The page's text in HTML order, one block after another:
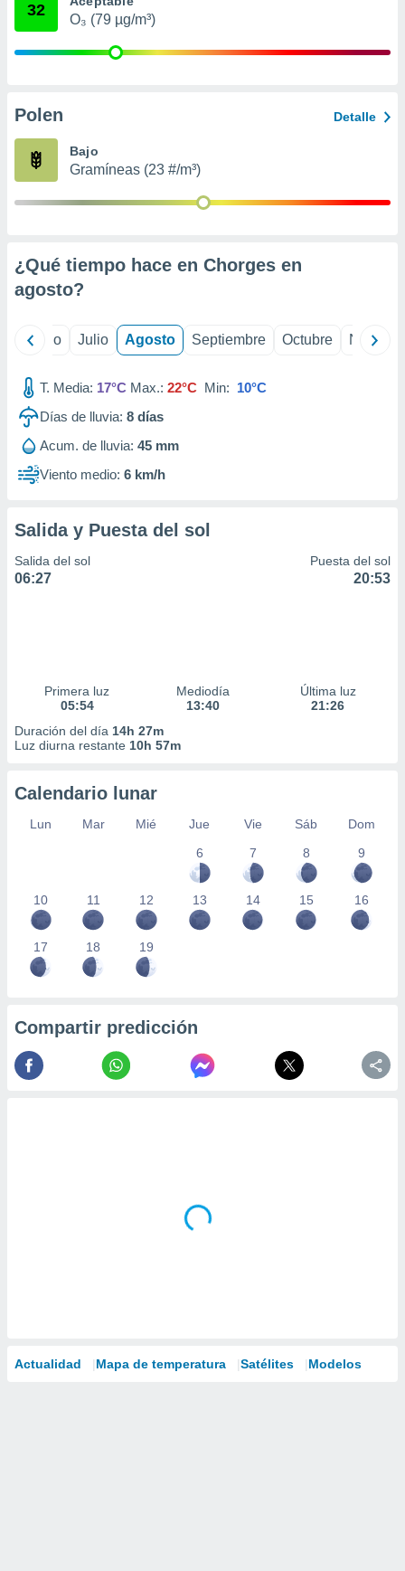
publicidad
de
1199
32
O₃ (79 µg/m³)
Polen Detalle
Bajo
Gramíneas (23 #/m³)
¿Qué tiempo hace en Chorges en
agosto?
Junio Julio Agosto Septiembre Octubre
T. Media: 17°C Max.: 22°C Min: 10°C
Días de lluvia: 8 días
Acum. de lluvia: 45 mm
Viento medio: 6 km/h
Salida y Puesta del sol
Salida del sol
06:27
Puesta del sol
20:53
Primera luz
05:54
Mediodía
13:40
Última luz
21:26
Duración del día 14h 27m
Luz diurna restante 10h 57m
Calendario lunar
Lun Mar Mié Jue Vie Sáb
Dom
6
7 8 9
10 11 12 13 14 15 16
17 18 19
Compartir predicción
Actualidad Mapa de temperatura Satélites Modelos